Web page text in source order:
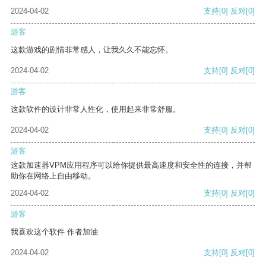
2024-04-02
支持[0] 反对[0]
游客
这款游戏的剧情非常感人，让我久久不能忘怀。
2024-04-02 支持[0] 反对[0]
游客
这款软件的设计非常人性化，使用起来非常舒服。
2024-04-02 支持[0] 反对[0]
游客
这款加速器VPM应用程序可以给你提供最高速度和安全性的连接，并帮
助你在网络上自由移动。
2024-04-02
支持[0] 反对[0]
游客
我喜欢这个软件 作者加油
2024-04-02 支持[0] 反对[0]